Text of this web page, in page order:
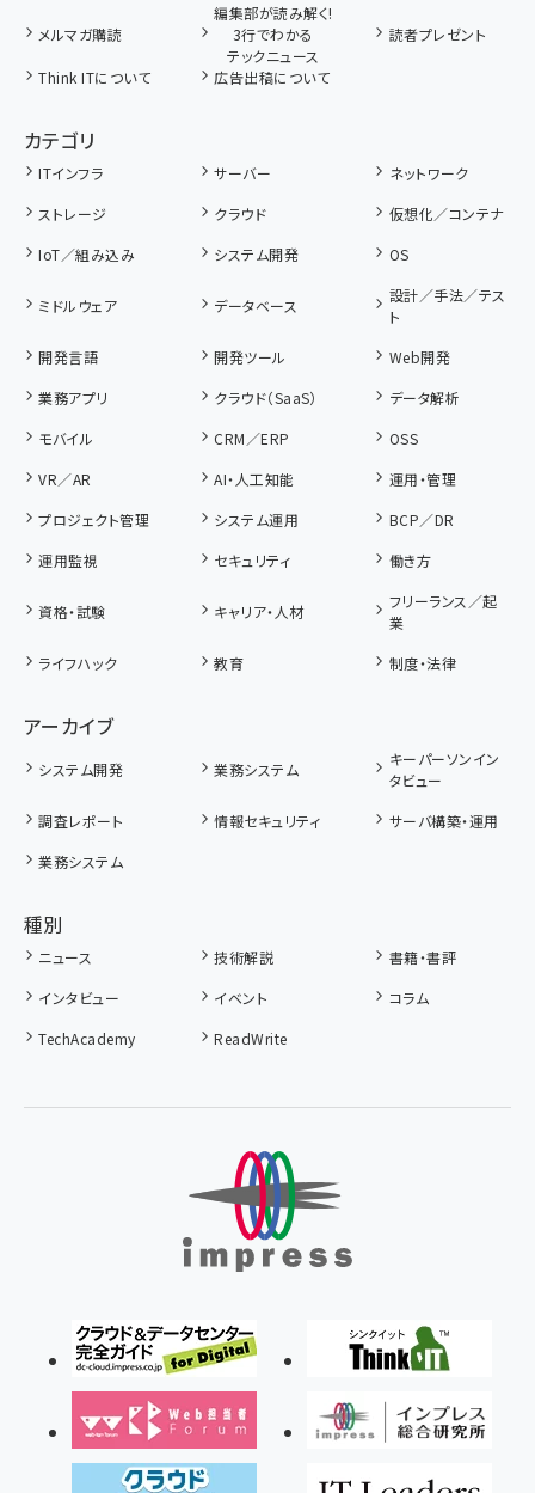
メルマガ購読
編集部が読み解く!
3行でわかる
テックニュース
読者プレゼント
Think ITについて 広告出稿について
カテゴリ
ITインフラ サーバー
ネットワーク
ストレージ
クラウド
仮想化／コンテナ
IoT／組み込み
システム開発 OS
ミドルウェア データベース
設計／手法／テス
ト
開発言語
開発ツール
Web開発
業務アプリ
クラウド（SaaS）
データ解析
モバイル
CRM／ERP
OSS
VR／AR
AI・人工知能
運用・管理
プロジェクト管理
システム運用
BCP／DR
運用監視
セキュリティ 働き方
資格・試験 キャリア・人材
フリーランス／起
業
ライフハック
教育 制度・法律
アーカイブ
システム開発 業務システム
キーパーソンイン
タビュー
調査レポート
情報セキュリティ
サーバ構築・運用
業務システム
種別
ニュース 技術解説
書籍・書評
インタビュー
イベント
コラム
TechAcademy
ReadWrite